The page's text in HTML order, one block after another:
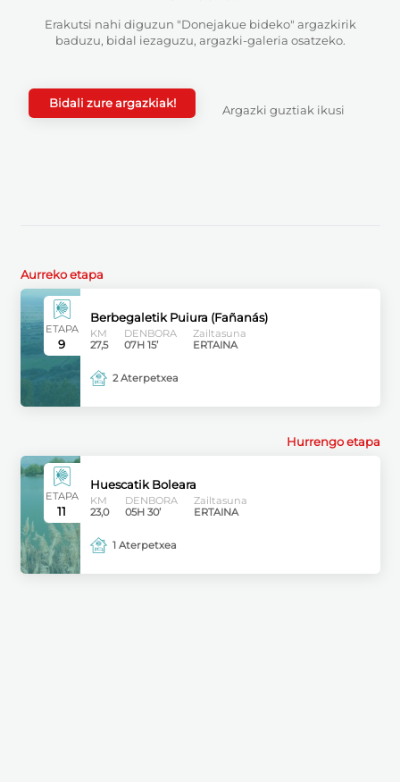
Erakutsi nahi diguzun "Donejakue bideko" argazkirik
baduzu, bidal iezaguzu, argazki-galeria osatzeko.
Bidali zure argazkiak! Argazki guztiak ikusi
Aurreko etapa
ETAPA
9
Berbegaletik Puiura (Fañanás)
KM
27,5
DENBORA
07H 15’
Zailtasuna
ERTAINA
2 Aterpetxea
Hurrengo etapa
ETAPA
11
Huescatik Boleara
KM
23,0
DENBORA
05H 30’
Zailtasuna
ERTAINA
1 Aterpetxea